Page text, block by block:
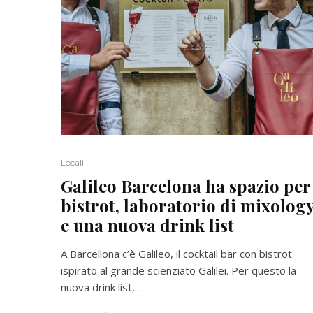
Locali
Galileo Barcelona ha spazio per
bistrot, laboratorio di
e una nuova drink list
A Barcellona c’è Galileo, il cocktail bar con bistrot
ispirato al grande scienziato Galilei. Per questo la
nuova drink list,...